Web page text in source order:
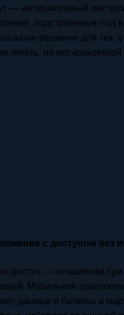
— интерактивный
подстроенные под
решение для тех, у
лететь, но нет конкретной
с доступом без
доступ — незаменим при
Мобильное
данные о билетах и